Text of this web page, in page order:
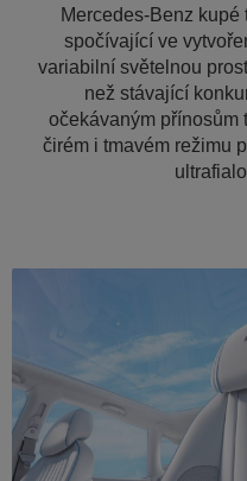
Mercedes-Benz kupé
spočívající ve
variabilní světelnou
než stávající
očekávaným přínosům
čirém i tmavém režimu